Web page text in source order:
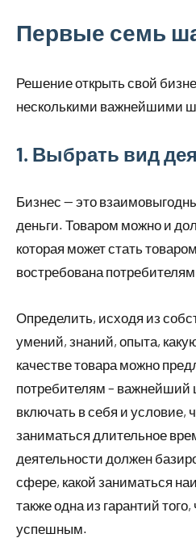
Первые семь
Решение открыть свой
несколькими важнейшими
1. Выбрать вид
Бизнес — это
деньги. Товаром можно и
которая может стать
востребована
Определить, исходя из
умений, знаний, опыта,
качестве товара можно
потребителям – важнейший
включать в себя и условие,
заниматься длительное
деятельности должен
сфере, какой заниматься
также одна из гарантий
успешным.